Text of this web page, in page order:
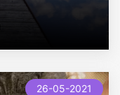
26-05-2021